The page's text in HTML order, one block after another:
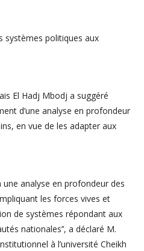
systèmes politiques aux
El Hadj Mbodj a suggéré
d’une analyse en profondeur
en vue de les adapter aux
une analyse en profondeur des
les forces vives et
de systèmes répondant aux
nationales’’, a déclaré M.
à l’université Cheikh